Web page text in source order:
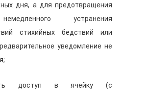
дня, а для предотвращения
устранения
стихийных бедствий или
уведомление не
доступ в ячейку (с